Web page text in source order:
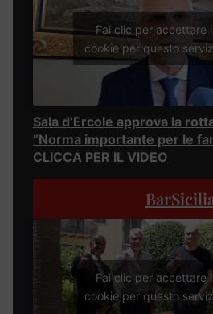
Fai clic per accettare i
cookie per questo
Sala d’Ercole approva la
“Norma importante per le
CLICCA PER IL VIDEO
Fai clic per accettare i
cookie per questo